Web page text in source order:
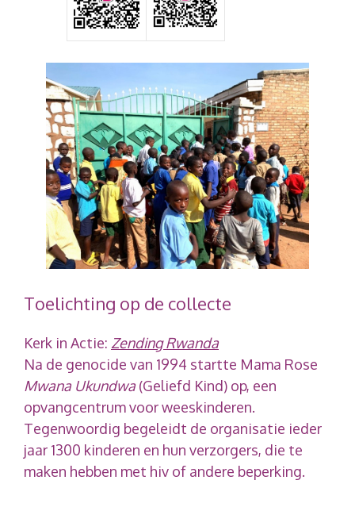
Toelichting op de collecte
Kerk in Actie: Zending Rwanda
Na de genocide van 1994 startte Mama Rose
Mwana Ukundwa(Geliefd Kind) op, een
opvangcentrum voor weeskinderen.
Tegenwoordig begeleidt de organisatie ieder
jaar 1300 kinderen en hun verzorgers, die te
maken hebben met hiv of andere beperking.